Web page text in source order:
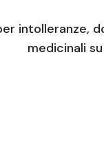
intolleranze,
medicinali